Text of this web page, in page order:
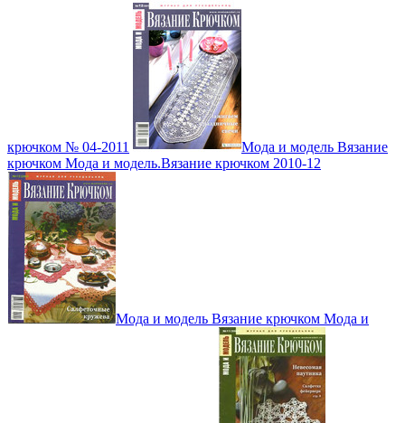
крючком № 04-2011
Мода и модель Вязание
крючком Мода и модель.Вязание крючком 2010-12
Мода и модель Вязание крючком Мода и